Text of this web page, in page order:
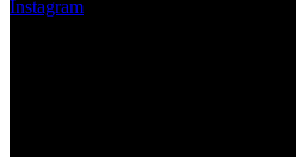
Instagram